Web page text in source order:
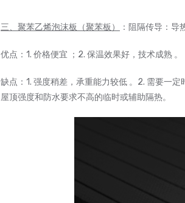
三、聚苯乙烯泡沫板（聚苯板） ：阻隔传导：
优点：1. 价格便宜 ；2. 保温效果好，技术成熟 。
缺点：1. 强度稍差，承重能力较低 。2. 需要一
屋顶强度和防水要求不高的临时或辅助隔热。